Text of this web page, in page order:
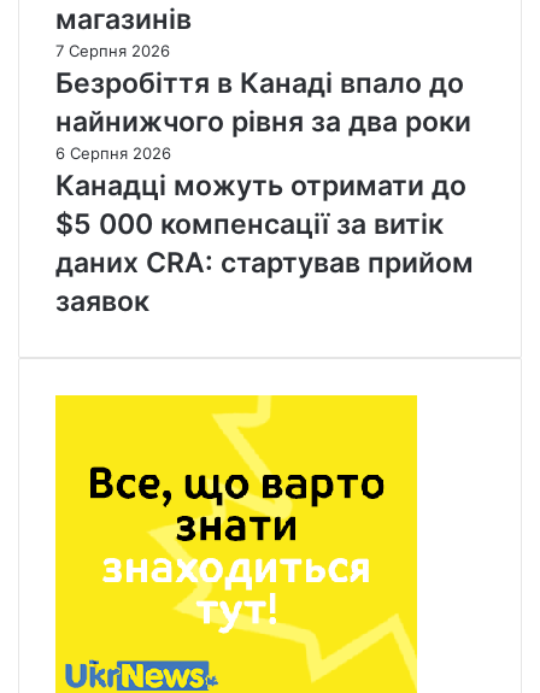
магазинів
7 Серпня 2026
Безробіття в Канаді впало до
найнижчого рівня за два роки
6 Серпня 2026
Канадці можуть отримати до
$5 000 компенсації за витік
даних CRA: стартував прийом
заявок